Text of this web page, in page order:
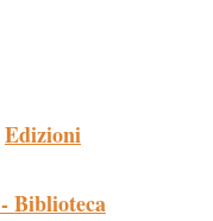
Edizioni
Biblioteca